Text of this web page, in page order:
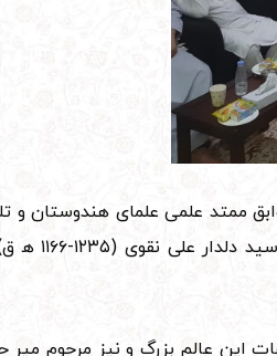
ممتد علمی علمای
شیعه
این عالم بزرگ و نیز مرحوم